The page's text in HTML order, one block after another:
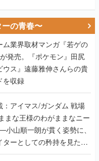
の青春〜
ム業界取材マンガ『若ゲの
発売。『ポケモン』田尻
ウス』遠藤雅伸さんらの貴
を収録
アイマス/ガンダム 戦場
まな王様のわがままなニー
小山順一朗が貫く姿勢に、
ーとしての矜持を見た
最終回】